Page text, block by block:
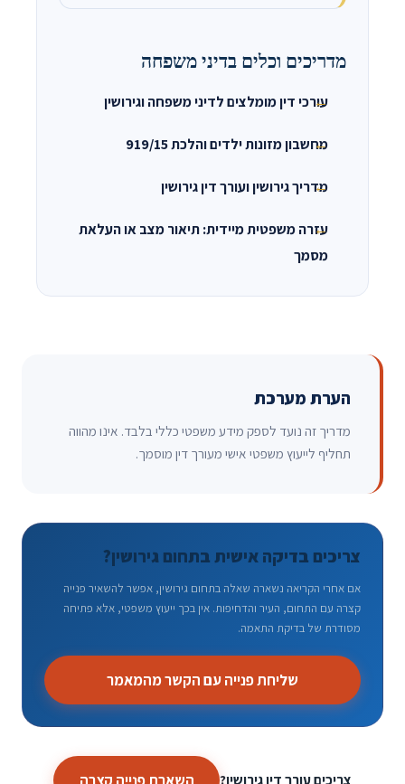
מדריכים וכלים בדיני משפחה
עורכי דין מומלצים לדיני משפחה וגירושין
מחשבון מזונות ילדים והלכת 919/15
מדריך גירושין ועורך דין גירושין
עזרה משפטית מיידית: תיאור מצב או העלאת
מסמך
הערת מערכת
מדריך זה נועד לספק מידע משפטי כללי בלבד. אינו מהווה
תחליף לייעוץ משפטי אישי מעורך דין מוסמך.
צריכים בדיקה אישית בתחום גירושין?
אם אחרי הקריאה נשארה שאלה בתחום גירושין, אפשר להשאיר פנייה
קצרה עם התחום, העיר והדחיפות. אין בכך ייעוץ משפטי, אלא פתיחה
מסודרת של בדיקת התאמה.
שליחת פנייה עם הקשר מהמאמר
צריכים עורך דין גירושין?